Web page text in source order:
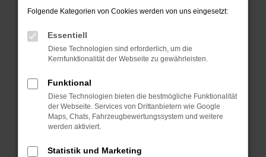
Prüfe deine Browsererweiterungen.
können das Laden bestimmter Seiten
verhindern. Funktioniert die Seite in einem
anderen Browser oder in einem privaten
Starte dein Gerät neu.
Das kann manchmal helfen, vorübergehende
Probleme zu beheben.
Betriebssystem auf dem neuesten Stand
Folgende Kategorien von Cookies werden von uns eingesetzt:
Essentiell
Diese Technologien sind erforderlich, um die
Kernfunktionalität der Webseite zu gewährleisten.
Funktional
Diese Technologien bieten die bestmögliche Funktionalität
der Webseite. Services von Drittanbietern wie Google
Maps, Chats, Fahrzeugbewertungssystem und weitere
werden aktiviert.
Statistik und Marketing